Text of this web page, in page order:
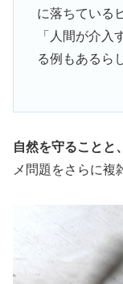
に落ちている
「人間が介入
る例もあるら
自然を守ることと
メ問題をさらに複